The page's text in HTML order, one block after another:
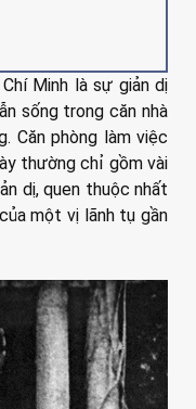
Minh là sự giản dị
sống trong căn nhà
Căn phòng làm việc
thường chỉ gồm vài
dị, quen thuộc nhất
một vị lãnh tụ gần